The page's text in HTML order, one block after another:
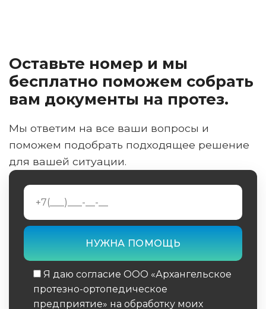
Оставьте номер и мы
бесплатно поможем собрать
вам документы на протез.
Мы ответим на все ваши вопросы и
поможем подобрать подходящее решение
для вашей ситуации.
Я даю согласие ООО «Архангельское
протезно-ортопедическое
предприятие» на обработку моих